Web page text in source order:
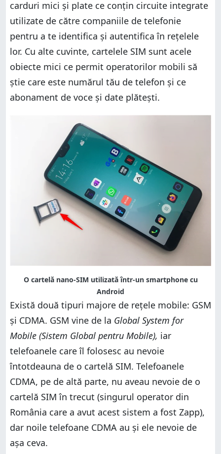
ele?
Ai și alte întrebări legate de cartelele SIM și ce fac
ele?
carduri mici și plate ce conțin circuite integrate
utilizate de către companiile de telefonie
pentru a te identifica și autentifica în rețelele
lor. Cu alte cuvinte, cartelele SIM sunt acele
obiecte mici ce permit operatorilor mobili să
știe care este numărul tău de telefon și ce
abonament de voce și date plătești.
O cartelă nano-SIM utilizată într-un smartphone cu
Android
Există două tipuri majore de rețele mobile: GSM
și CDMA. GSM vine de la Global System for
Mobile (Sistem Global pentru Mobile), iar
telefoanele care îl folosesc au nevoie
întotdeauna de o cartelă SIM. Telefoanele
CDMA, pe de altă parte, nu aveau nevoie de o
cartelă SIM în trecut (singurul operator din
România care a avut acest sistem a fost Zapp),
dar noile telefoane CDMA au și ele nevoie de
așa ceva.